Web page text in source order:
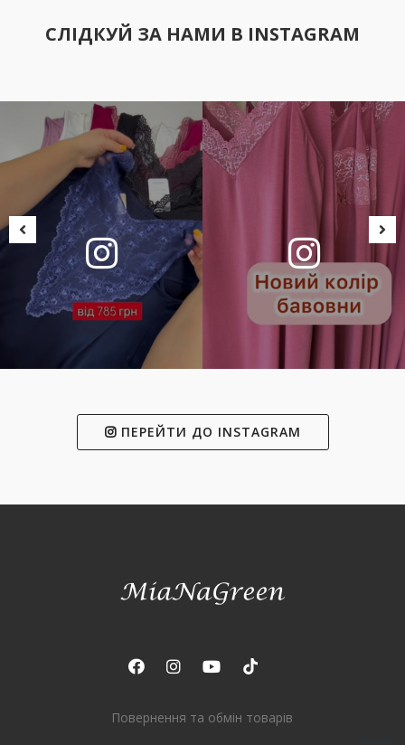
СЛІДКУЙ ЗА НАМИ В INSTAGRAM
ПЕРЕЙТИ ДО INSTAGRAM
Повернення та обмін товарів